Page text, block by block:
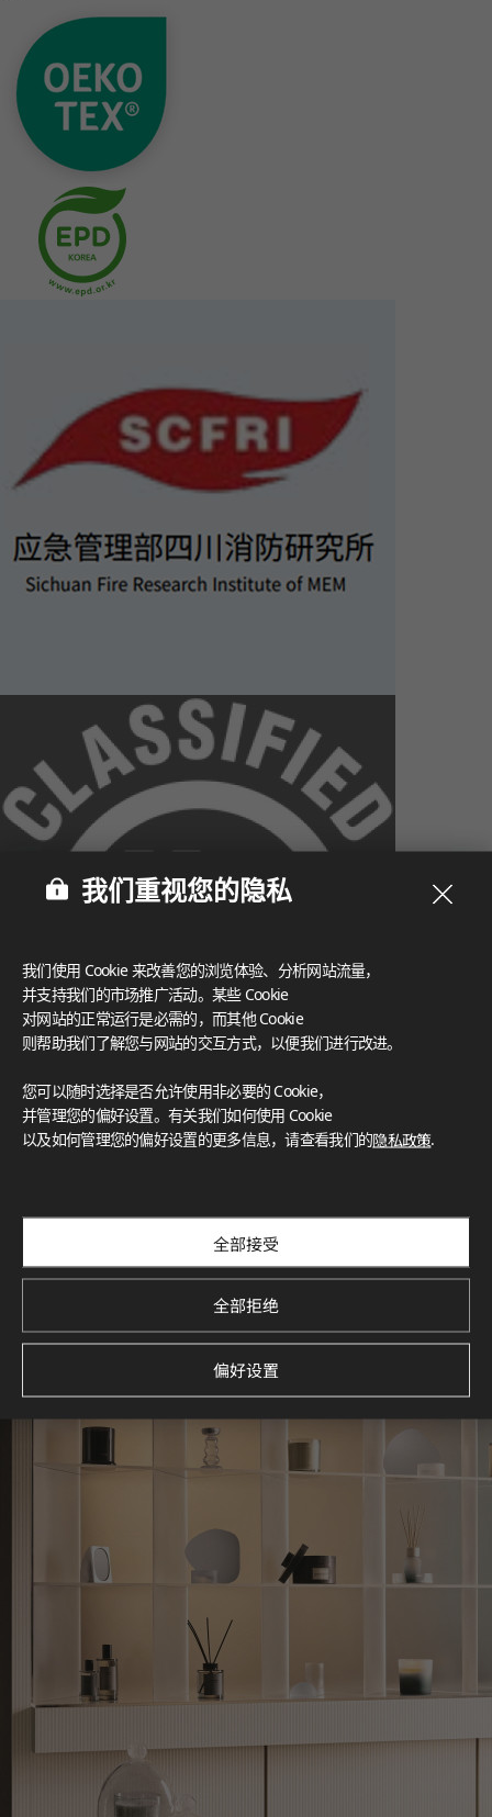
What These Certifications Mean
灵感画廊
我们重视您的隐私
我们使用 Cookie 来改善您的浏览体验、分析网站流量，
并支持我们的市场推广活动。某些 Cookie
对网站的正常运行是必需的，而其他 Cookie
则帮助我们了解您与网站的交互方式，以便我们进行改进。
您可以随时选择是否允许使用非必要的 Cookie，
并管理您的偏好设置。有关我们如何使用 Cookie
以及如何管理您的偏好设置的更多信息，请查看我们的隐私政策.
全部接受
全部拒绝
偏好设置